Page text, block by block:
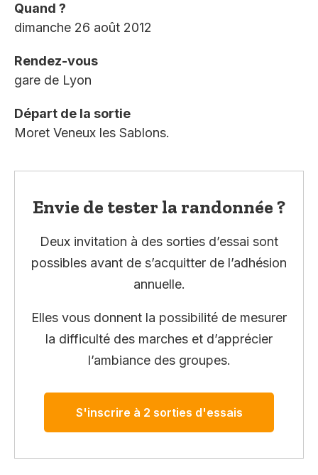
Quand ?
dimanche 26 août 2012
Rendez-vous
gare de Lyon
Départ de la sortie
Moret Veneux les Sablons.
Envie de tester la randonnée ?
Deux invitation à des sorties d’essai sont
possibles avant de s’acquitter de l’adhésion
annuelle.
Elles vous donnent la possibilité de mesurer
la difficulté des marches et d’apprécier
l’ambiance des groupes.
S'inscrire à 2 sorties d'essais